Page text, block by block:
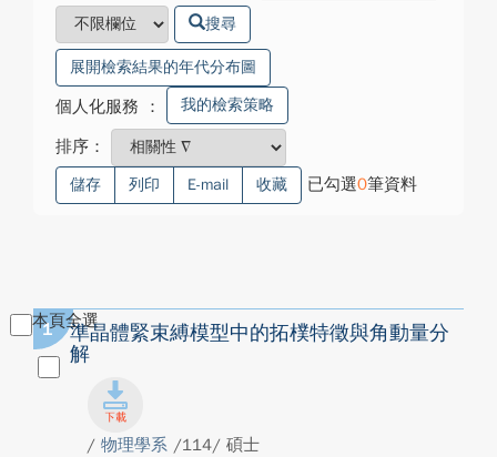
搜尋
展開檢索結果的年代分布圖
個人化服務 ： 我的檢索策略
排序：
儲存 列印 E-mail 收藏 已勾選0筆資料
本頁全選
1
準晶體緊束縛模型中的拓樸特徵與角動量分
解
/ 物理學系 /114/ 碩士